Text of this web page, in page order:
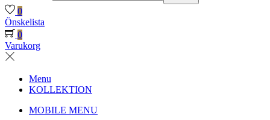
0
Önskelista
0
Varukorg
Menu
KOLLEKTION
MOBILE MENU